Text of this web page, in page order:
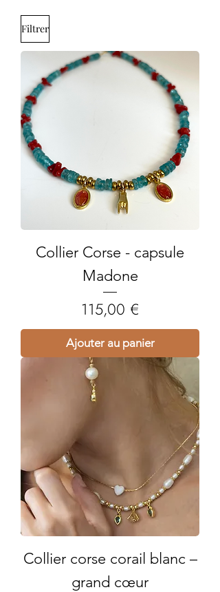
Filtrer
Collier Corse - capsule
Madone
Prix
115,00 €
Ajouter au panier
Collier corse corail blanc –
grand cœur